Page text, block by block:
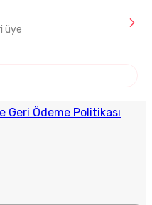
üye
Geri Ödeme Politikası